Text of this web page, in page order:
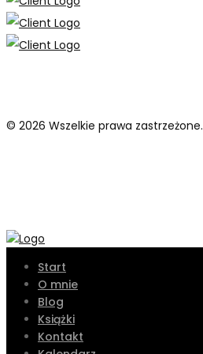
© 2026 Wszelkie prawa zastrzeżone.
Start
O mnie
Blog
Książki
Kontakt